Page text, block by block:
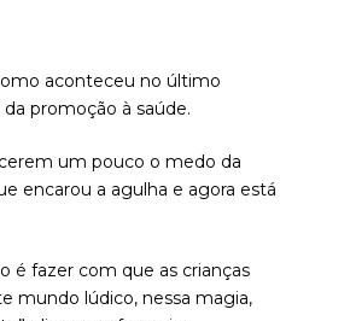
aconteceu no último
promoção à saúde.
um pouco o medo da
encarou a agulha e agora está
é fazer com que as crianças
mundo lúdico, nessa magia,